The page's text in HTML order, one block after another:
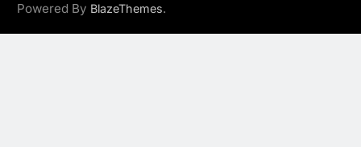
Powered By BlazeThemes.